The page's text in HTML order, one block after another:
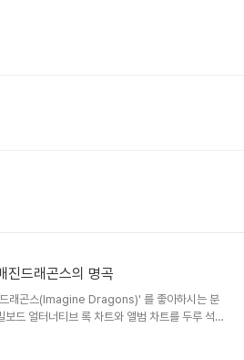
진드래곤스의 명곡
래곤스(Imagine Dragons)' 를 좋아하시는 분
드 얼터너티브 록 차트와 앨범 차트를 두루 석권
서는 삼성 갤럭시 노트 8의 캠페인 송이었던 'On